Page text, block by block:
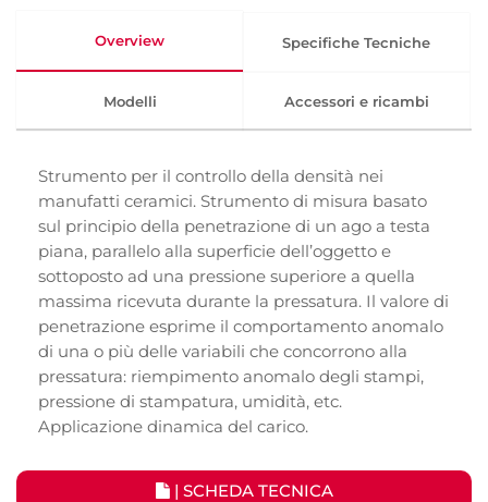
Overview Specifiche Tecniche
Modelli Accessori e ricambi
Strumento per il controllo della densità nei
manufatti ceramici. Strumento di misura basato
sul principio della penetrazione di un ago a testa
piana, parallelo alla superficie dell’oggetto e
sottoposto ad una pressione superiore a quella
massima ricevuta durante la pressatura. Il valore di
penetrazione esprime il comportamento anomalo
di una o più delle variabili che concorrono alla
pressatura: riempimento anomalo degli stampi,
pressione di stampatura, umidità, etc.
Applicazione dinamica del carico.
| SCHEDA TECNICA